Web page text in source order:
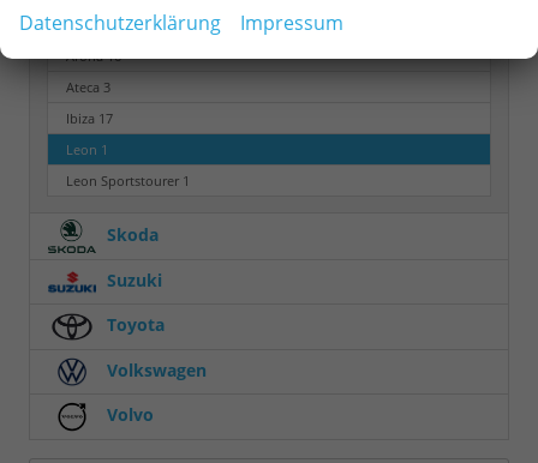
Arona16
Ateca 3
Ibiza 17
Leon 1
Leon Sportstourer 1
Skoda
Suzuki
Toyota
Volkswagen
Volvo
Datenschutzerklärung Impressum